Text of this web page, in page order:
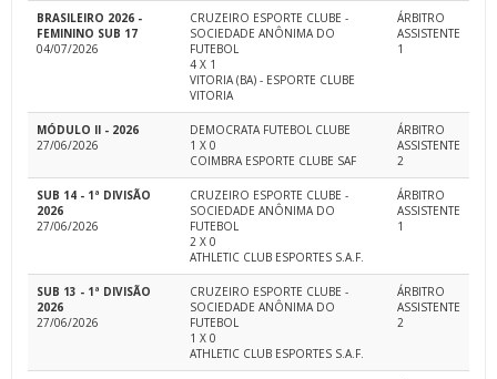
BRASILEIRO 2026 -
FEMININO SUB 17
04/07/2026
CRUZEIRO ESPORTE CLUBE -
SOCIEDADE ANÔNIMA DO
FUTEBOL
4 X 1
VITORIA (BA) - ESPORTE CLUBE
VITORIA
ÁRBITRO
ASSISTENTE
1
MÓDULO II - 2026
27/06/2026
DEMOCRATA FUTEBOL CLUBE
1 X 0
COIMBRA ESPORTE CLUBE SAF
ÁRBITRO
ASSISTENTE
2
SUB 14 - 1ª DIVISÃO
2026
27/06/2026
CRUZEIRO ESPORTE CLUBE -
SOCIEDADE ANÔNIMA DO
FUTEBOL
2 X 0
ATHLETIC CLUB ESPORTES S.A.F.
ÁRBITRO
ASSISTENTE
1
SUB 13 - 1ª DIVISÃO
2026
27/06/2026
CRUZEIRO ESPORTE CLUBE -
SOCIEDADE ANÔNIMA DO
FUTEBOL
1 X 0
ATHLETIC CLUB ESPORTES S.A.F.
ÁRBITRO
ASSISTENTE
2